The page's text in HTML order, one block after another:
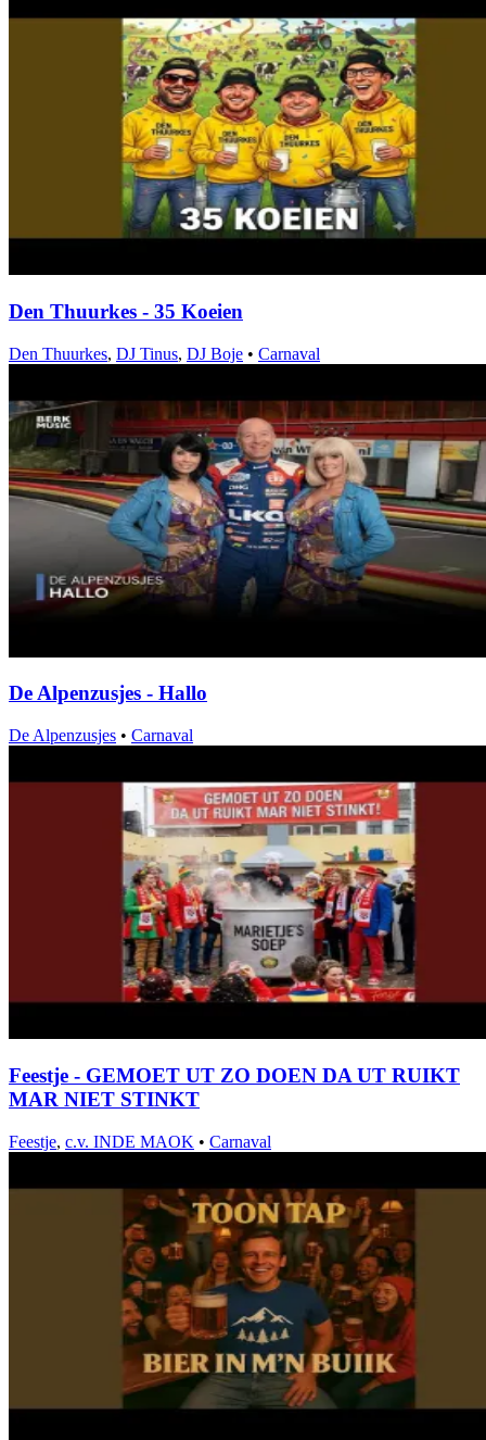
Den Thuurkes - 35 Koeien
Den Thuurkes, DJ Tinus, DJ Boje • Carnaval
De Alpenzusjes - Hallo
De Alpenzusjes • Carnaval
Feestje - GEMOET UT ZO DOEN DA UT RUIKT
MAR NIET STINKT
Feestje, c.v. INDE MAOK • Carnaval